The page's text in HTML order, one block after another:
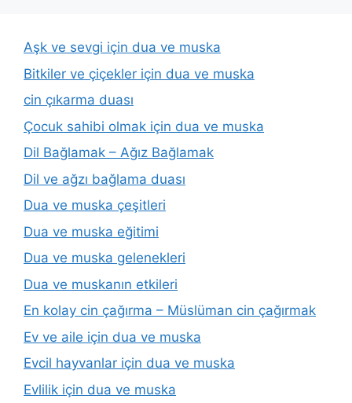
Aşk ve sevgi için dua ve muska
Bitkiler ve çiçekler için dua ve muska
cin çıkarma duası
Çocuk sahibi olmak için dua ve muska
Dil Bağlamak – Ağız Bağlamak
Dil ve ağzı bağlama duası
Dua ve muska çeşitleri
Dua ve muska eğitimi
Dua ve muska gelenekleri
Dua ve muskanın etkileri
En kolay cin çağırma – Müslüman cin çağırmak
Ev ve aile için dua ve muska
Evcil hayvanlar için dua ve muska
Evlilik için dua ve muska